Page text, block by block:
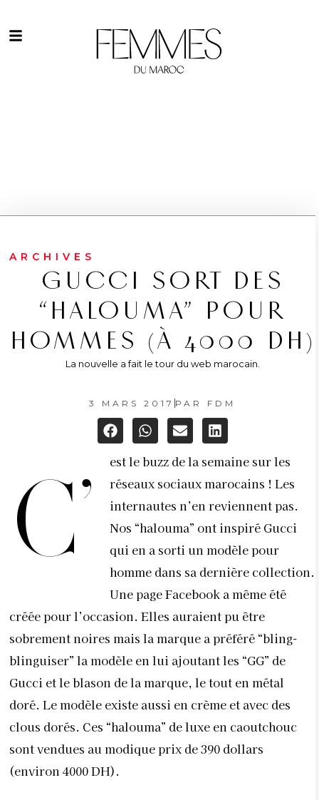
ARCHIVES
GUCCI SORT DES
“HALOUMA” POUR
HOMMES (À 4000 DH)
La nouvelle a fait le tour du web marocain.
3 MARS 2017 PAR FDM
C’
est le buzz de la semaine sur les
réseaux sociaux marocains ! Les
internautes n’en reviennent pas.
Nos “halouma” ont inspiré Gucci
qui en a sorti un modèle pour
homme dans sa dernière collection.
Une pageFacebook a même été
créée pour l’occasion. Elles auraient pu être
sobrement noires mais la marque a préféré “bling-
blinguiser” la modèle en lui ajoutant les “GG” de
Gucci et le blason de la marque, le tout en métal
doré. Le modèle existe aussi en crème et avec des
clous dorés. Ces “halouma” de luxe en caoutchouc
sont vendues au modique prix de 390 dollars
(environ 4000 DH).